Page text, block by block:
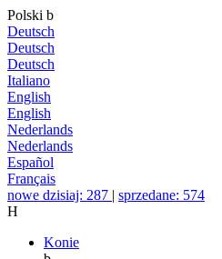
Polski b
Deutsch
Deutsch
Deutsch
Italiano
English
English
Nederlands
Nederlands
Español
Français
nowe dzisiaj: 287 | sprzedane: 574
H
Konie